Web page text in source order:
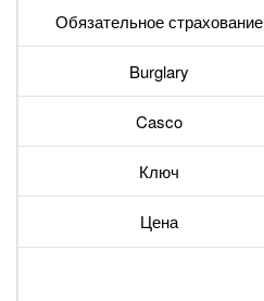
Обязательное страхование
Burglary
Casco
Ключ
Цена